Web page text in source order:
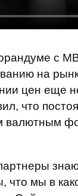
с
на
цен еще
что
валютным
что мы в